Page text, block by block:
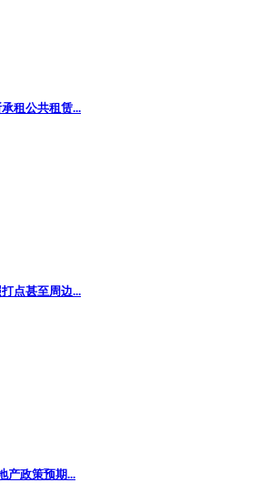
租公共租赁...
点甚至周边...
产政策预期...